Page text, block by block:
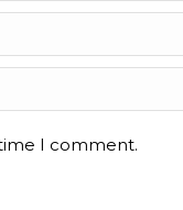
I comment.